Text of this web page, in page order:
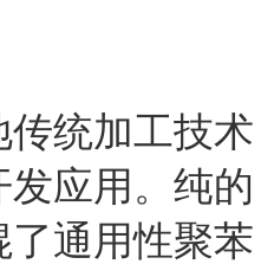
统加工技术
应用。纯的
通用性聚苯